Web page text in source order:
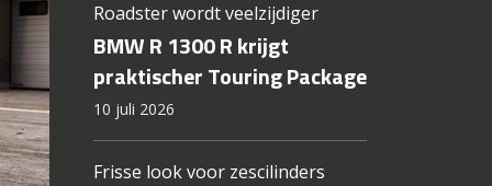
Roadster wordt veelzijdiger
BMW R 1300 R krijgt
praktischer Touring Package
10 juli 2026
Frisse look voor zescilinders